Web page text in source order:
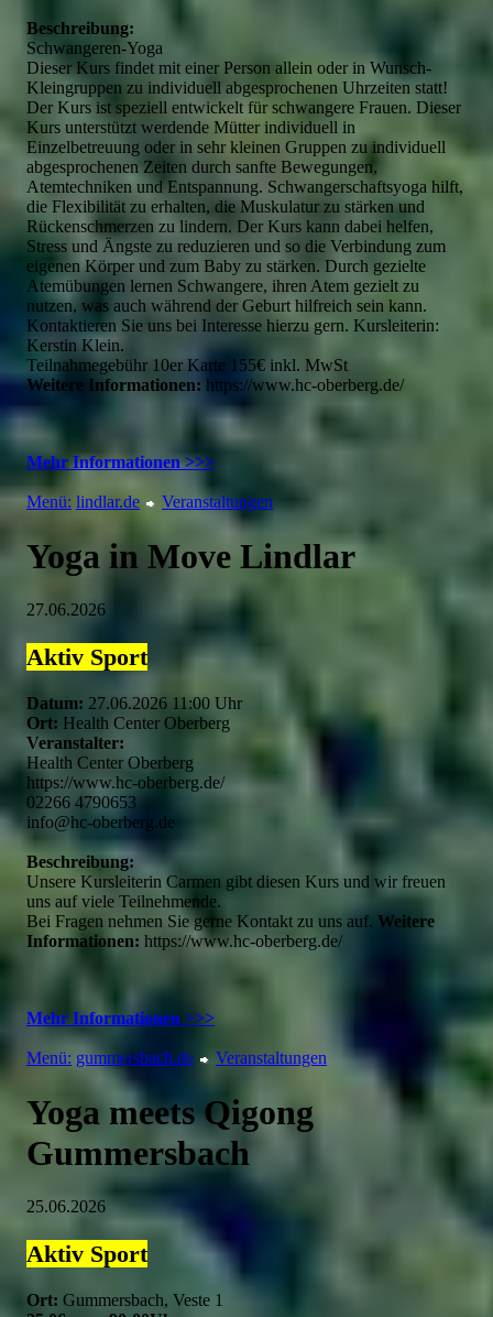
Beschreibung:
Schwangeren-Yoga
Dieser Kurs findet mit einer Person allein oder in Wunsch-
Kleingruppen zu individuell abgesprochenen Uhrzeiten statt!
Der Kurs ist speziell entwickelt für schwangere Frauen. Dieser
Kurs unterstützt werdende Mütter individuell in
Einzelbetreuung oder in sehr kleinen Gruppen zu individuell
abgesprochenen Zeiten durch sanfte Bewegungen,
Atemtechniken und Entspannung. Schwangerschaftsyoga hilft,
die Flexibilität zu erhalten, die Muskulatur zu stärken und
Rückenschmerzen zu lindern. Der Kurs kann dabei helfen,
Stress und Ängste zu reduzieren und so die Verbindung zum
eigenen Körper und zum Baby zu stärken. Durch gezielte
Atemübungen lernen Schwangere, ihren Atem gezielt zu
nutzen, was auch während der Geburt hilfreich sein kann.
Kontaktieren Sie uns bei Interesse hierzu gern. Kursleiterin:
Kerstin Klein.
Teilnahmegebühr 10er Karte 155€ inkl. MwSt
Weitere Informationen: https://www.hc-oberberg.de/
Mehr Informationen >>>
Menü: lindlar.de Veranstaltungen
Yoga in Move Lindlar
27.06.2026
Aktiv Sport
Datum: 27.06.2026 11:00 Uhr
Ort: Health Center Oberberg
Veranstalter:
Health Center Oberberg
https://www.hc-oberberg.de/
02266 4790653
info@hc-oberberg.de
Beschreibung:
Unsere Kursleiterin Carmen gibt diesen Kurs und wir freuen
uns auf viele Teilnehmende.
Bei Fragen nehmen Sie gerne Kontakt zu uns auf. Weitere
Informationen: https://www.hc-oberberg.de/
Mehr Informationen >>>
Menü: gummersbach.de Veranstaltungen
Yoga meets Qigong
Gummersbach
25.06.2026
Aktiv Sport
Ort: Gummersbach, Veste 1